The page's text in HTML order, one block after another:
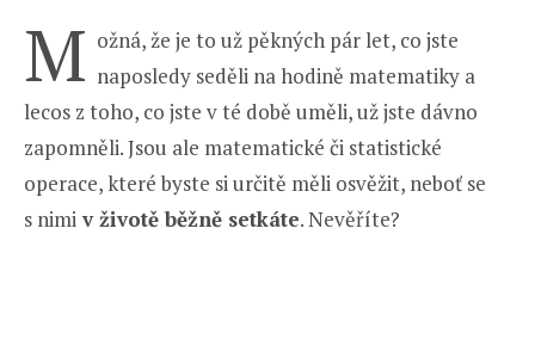
M ožná, že je to už pěkných pár let, co jste
naposledy seděli na hodině matematiky a
lecos z toho, co jste v té době uměli, už jste dávno
zapomněli. Jsou ale matematické či statistické
operace, které byste si určitě měli osvěžit, neboť se
s nimi v životě běžně setkáte. Nevěříte?